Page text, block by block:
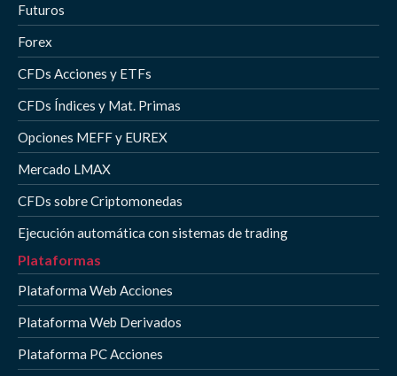
Futuros
Forex
CFDs Acciones y ETFs
CFDs Índices y Mat. Primas
Opciones MEFF y EUREX
Mercado LMAX
CFDs sobre Criptomonedas
Ejecución automática con sistemas de trading
Plataformas
Plataforma Web Acciones
Plataforma Web Derivados
Plataforma PC Acciones